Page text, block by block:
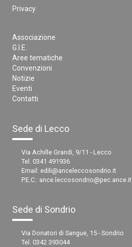
Privacy
Associazione
G.I.E.
Aree tematiche
Convenzioni
Notizie
Eventi
Contatti
Sede di Lecco
Via Achille Grandi, 9/11 - Lecco
Tel. 0341 491936
Email: edili@anceleccosondrio.it
P.E.C.: ance.leccosondrio@pec.ance.it
Sede di Sondrio
Via Donatori di Sangue, 15 - Sondrio
Tel. 0342 393044